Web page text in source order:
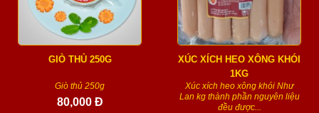
GIÒ THỦ 250G
Giò thủ 250g
80,000 Đ
XÚC XÍCH HEO XÔNG KHÓI
1KG
Xúc xích heo xông khói Như
Lan kg thành phần nguyên liệu
đều được...